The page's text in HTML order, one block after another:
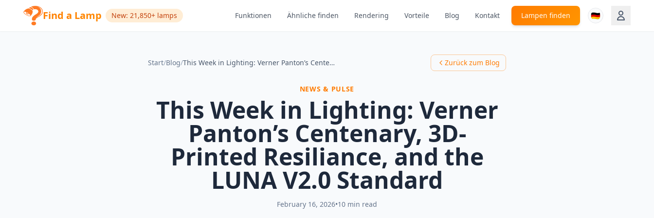
Find a Lamp New: 21,850+ lamps Funktionen Ähnliche finden Rendering Vorteile Blog Kontakt Lampen finden 🇩🇪
Start/Blog/ This Week in Lighting: Verner Panton’s Centenary, 3D-Printed Resiliance, and the LUNA V2.0 Standard Zurück zum Blog
NEWS & PULSE
This Week in Lighting: Verner
Panton’s Centenary, 3D-
Printed Resiliance, and the
LUNA V2.0 Standard
February 16, 2026•10 min read